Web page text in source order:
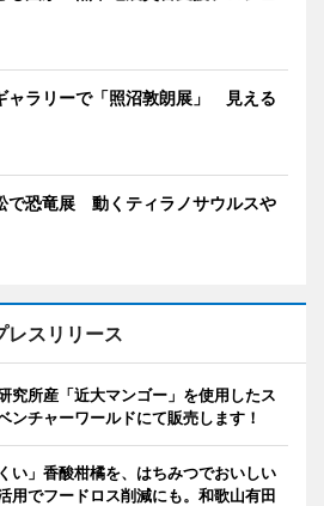
ャラリーで「照沼敦朗展」 見える
で恐竜展 動くティラノサウルスや
レスリリース
究所産「近大マンゴー」を使用したス
ンチャーワールドにて販売します！
い」香酸柑橘を、はちみつでおいしい
用でフードロス削減にも。和歌山有田